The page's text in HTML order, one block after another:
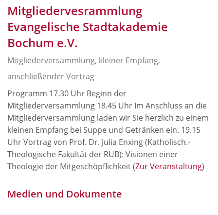
Mitgliedervesrammlung
Evangelische Stadtakademie
Bochum e.V.
Mitgliederversammlung, kleiner Empfang,
anschließender Vortrag
Programm 17.30 Uhr Beginn der
Mitgliederversammlung 18.45 Uhr Im Anschluss an die
Mitgliederversammlung laden wir Sie herzlich zu einem
kleinen Empfang bei Suppe und Getränken ein. 19.15
Uhr Vortrag von Prof. Dr. Julia Enxing (Katholisch.-
Theologische Fakultät der RUB): Visionen einer
Theologie der Mitgeschöpflichkeit (Zur Veranstaltung)
Medien und Dokumente